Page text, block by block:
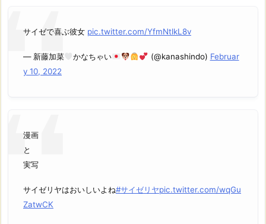
サイゼで喜ぶ彼女 pic.twitter.com/YfmNtlkL8v
— 新藤加菜 かなちゃい (@kanashindo) Februar
y 10, 2022
漫画
と
実写
サイゼリヤはおいしいよね#サイゼリヤpic.twitter.com/wqGu
ZatwCK